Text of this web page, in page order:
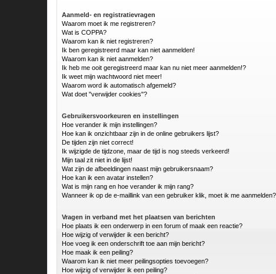
Aanmeld- en registratievragen
Waarom moet ik me registreren?
Wat is COPPA?
Waarom kan ik niet registreren?
Ik ben geregistreerd maar kan niet aanmelden!
Waarom kan ik niet aanmelden?
Ik heb me ooit geregistreerd maar kan nu niet meer aanmelden!?
Ik weet mijn wachtwoord niet meer!
Waarom word ik automatisch afgemeld?
Wat doet "verwijder cookies"?
Gebruikersvoorkeuren en instellingen
Hoe verander ik mijn instellingen?
Hoe kan ik onzichtbaar zijn in de online gebruikers lijst?
De tijden zijn niet correct!
Ik wijzigde de tijdzone, maar de tijd is nog steeds verkeerd!
Mijn taal zit niet in de lijst!
Wat zijn de afbeeldingen naast mijn gebruikersnaam?
Hoe kan ik een avatar instellen?
Wat is mijn rang en hoe verander ik mijn rang?
Wanneer ik op de e-maillink van een gebruiker klik, moet ik me aanmelden?
Vragen in verband met het plaatsen van berichten
Hoe plaats ik een onderwerp in een forum of maak een reactie?
Hoe wijzig of verwijder ik een bericht?
Hoe voeg ik een onderschrift toe aan mijn bericht?
Hoe maak ik een peiling?
Waarom kan ik niet meer peilingsopties toevoegen?
Hoe wijzig of verwijder ik een peiling?